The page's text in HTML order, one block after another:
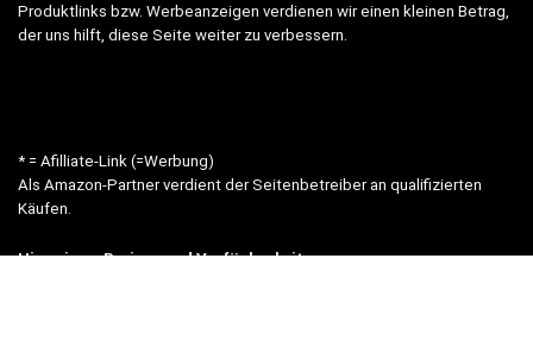
Produktlinks bzw. Werbeanzeigen verdienen wir einen kleinen Betrag,
der uns hilft, diese Seite weiter zu verbessern.
* = Afilliate-Link (=Werbung)
Als Amazon-Partner verdient der Seitenbetreiber an qualifizierten
Käufen.
Hinweis zu Preisen und Verfügbarkeiten